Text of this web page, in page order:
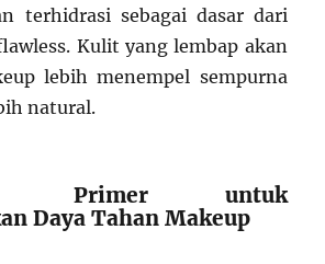
terhidrasi sebagai dasar dari
Kulit yang lembap akan
lebih menempel sempurna
natural.
Primer untuk
Daya Tahan Makeup